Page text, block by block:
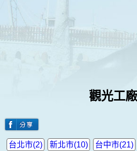
觀光工廠
台北市(2) 新北市(10) 台中市(21)